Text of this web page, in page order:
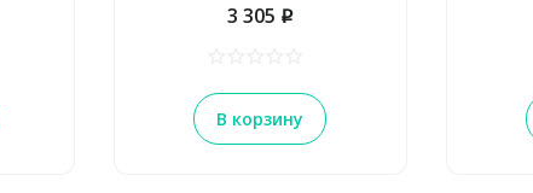
3 305 p
В корзину